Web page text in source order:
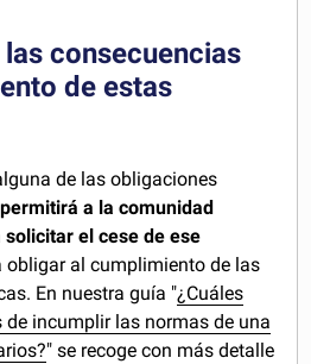
consecuencias
de estas
de las obligaciones
permitirá a la comunidad
el cese de ese
obligar al cumplimiento de las
En nuestra guía "¿Cuáles
incumplir las normas de una
" se recoge con más detalle